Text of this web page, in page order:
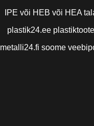
IPE või HEB või HEA
plastik24.ee
metalli24.fi soome